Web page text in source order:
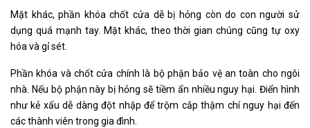
Mặt khác, phần khóa chốt cửa dễ bị hỏng còn do con người sử
dụng quá mạnh tay. Mặt khác, theo thời gian chúng cũng tự oxy
hóa và gỉ sét.
Phần khóa và chốt cửa chính là bộ phận bảo vệ an toàn cho ngôi
nhà. Nếu bộ phận này bị hỏng sẽ tiềm ẩn nhiều nguy hại. Điển hình
như kẻ xấu dễ dàng đột nhập để trộm cắp thậm chí nguy hại đến
các thành viên trong gia đình.